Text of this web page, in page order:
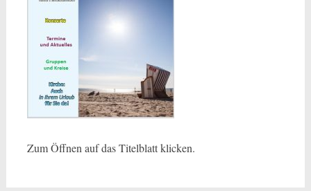
Zum Öffnen auf das Titelblatt klicken.